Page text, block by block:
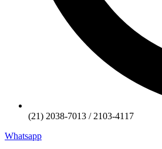
(21) 2038-7013 / 2103-4117
Whatsapp